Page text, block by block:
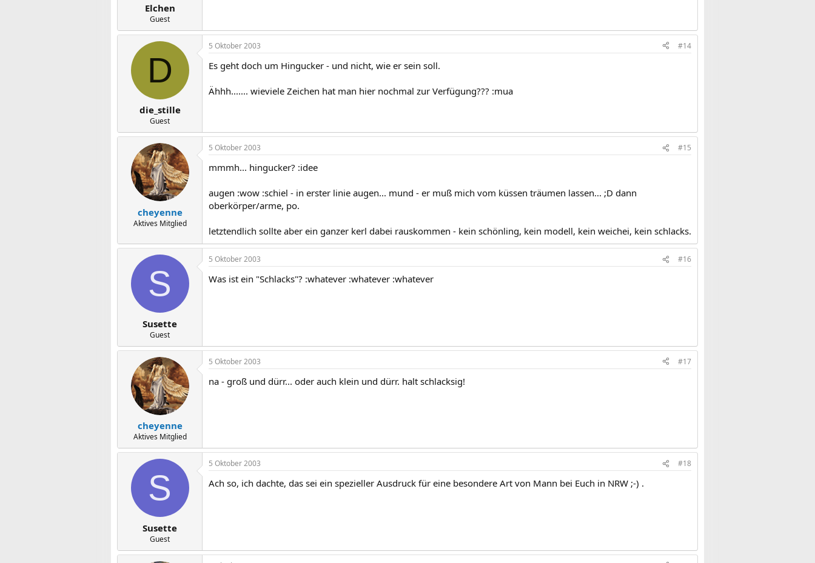
Elchen
Guest
D
die_stille
Guest
5 Oktober 2003 #14
Es geht doch um Hingucker - und nicht, wie er sein soll.
Ähhh....... wieviele Zeichen hat man hier nochmal zur Verfügung??? :mua
cheyenne
Aktives Mitglied
5 Oktober 2003 #15
mmmh... hingucker? :idee
augen :wow :schiel - in erster linie augen... mund - er muß mich vom küssen träumen lassen... ;D dann
oberkörper/arme, po.
letztendlich sollte aber ein ganzer kerl dabei rauskommen - kein schönling, kein modell, kein weichei, kein schlacks.
S
Susette
Guest
5 Oktober 2003 #16
Was ist ein "Schlacks"? :whatever :whatever :whatever
cheyenne
Aktives Mitglied
5 Oktober 2003 #17
na - groß und dürr... oder auch klein und dürr. halt schlacksig!
S
Susette
Guest
5 Oktober 2003 #18
Ach so, ich dachte, das sei ein spezieller Ausdruck für eine besondere Art von Mann bei Euch in NRW ;-) .